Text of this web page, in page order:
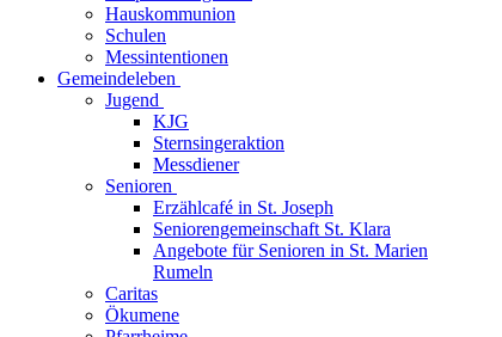
Hauskommunion
Schulen
Messintentionen
Gemeindeleben
Jugend
KJG
Sternsingeraktion
Messdiener
Senioren
Erzählcafé in St. Joseph
Seniorengemeinschaft St. Klara
Angebote für Senioren in St. Marien
Rumeln
Caritas
Ökumene